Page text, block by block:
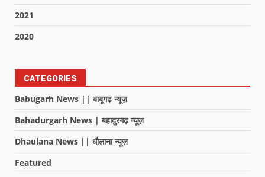
2021
2020
CATEGORIES
Babugarh News || बाबूगढ़ न्यूज़
Bahadurgarh News | बहादुरगढ़ न्यूज़
Dhaulana News || धौलाना न्यूज़
Featured